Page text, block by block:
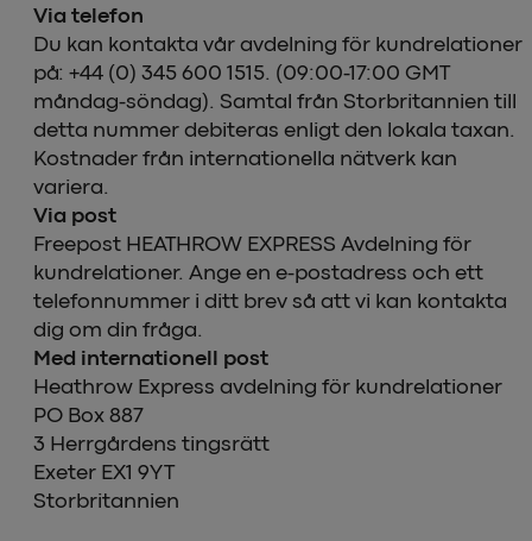
Via telefon
Du kan kontakta vår avdelning för kundrelationer
på: +44 (0) 345 600 1515. (09:00-17:00 GMT
måndag-söndag). Samtal från Storbritannien till
detta nummer debiteras enligt den lokala taxan.
Kostnader från internationella nätverk kan
variera.
Via post
Freepost HEATHROW EXPRESS Avdelning för
kundrelationer. Ange en e-postadress och ett
telefonnummer i ditt brev så att vi kan kontakta
dig om din fråga.
Med internationell post
Heathrow Express avdelning för kundrelationer
PO Box 887
3 Herrgårdens tingsrätt
Exeter EX1 9YT
Storbritannien